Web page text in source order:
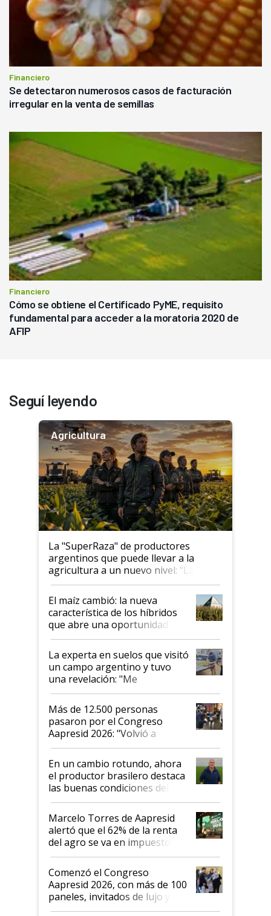
Financiero
Se detectaron numerosos casos de facturación
irregular en la venta de semillas
Financiero
Cómo se obtiene el Certificado PyME, requisito
fundamental para acceder a la moratoria 2020 de
AFIP
Seguí leyendo
Agricultura
La "SuperRaza" de productores
argentinos que puede llevar a la
agricultura a un nuevo nivel: "Las
posibilidades de crecimiento son
infinitas"
El maíz cambió: la nueva
característica de los híbridos
que abre una oportunidad en
el lote
La experta en suelos que visitó
un campo argentino y tuvo
una revelación: "Me
impresionó mucho"
Más de 12.500 personas
pasaron por el Congreso
Aapresid 2026: "Volvió a
demostrar que hablar del
suelo es hablar de todo el
sistema productivo"
En un cambio rotundo, ahora
el productor brasilero destaca
las buenas condiciones del
agro argentino para invertir:
"Los veo más motivados"
Marcelo Torres de Aapresid
alertó que el 62% de la renta
del agro se va en impuestos:
"No es bueno que en
Argentina se sigan discutiendo
las mismas cosas de hace 50
años"
Comenzó el Congreso
Aapresid 2026, con más de 100
paneles, invitados de lujo y
todas las tendencias